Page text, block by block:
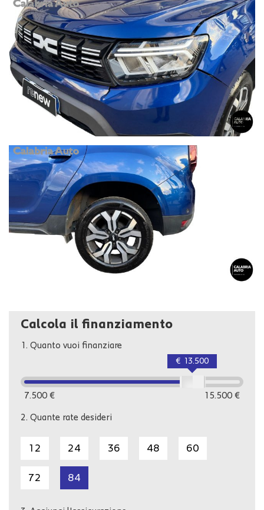
Calcola il finanziamento
1. Quanto vuoi finanziare
7.500 € 15.500 €
€ 13.500
2. Quante rate desideri
12 24 36 48 60
72 84